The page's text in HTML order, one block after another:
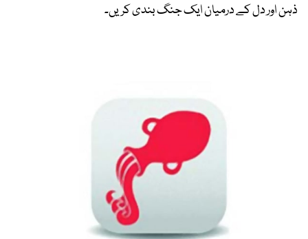
ذہن اور دل کے درمیان ایک جنگ بندی کریں۔